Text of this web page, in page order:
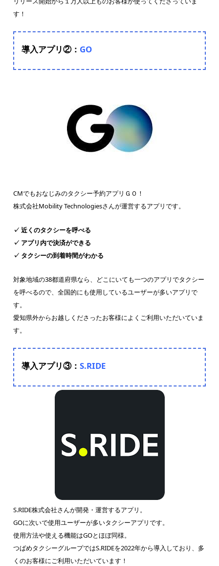
す！
導入アプリ②： GO
CMでもおなじみのタクシー予約アプリＧＯ！
株式会社Mobility Technologiesさんが運営するアプリです。
✓ 近くのタクシーを呼べる
✓ アプリ内で決済ができる
✓ タクシーの到着時間がわかる
対象地域の38都道府県なら、どこにいても一つのアプリでタクシー
を呼べるので、全国的にも使用しているユーザーが多いアプリで
す。
愛知県外からお越しくださったお客様によくご利用いただいていま
す。
導入アプリ③：S.RIDE
S.RIDE株式会社さんが開発・運営するアプリ。
GOに次いで使用ユーザーが多いタクシーアプリです。
使用方法や使える機能はGOとほぼ同様。
つばめタクシーグループではS.RIDEを2022年から導入しており、多
くのお客様にご利用いただいています！